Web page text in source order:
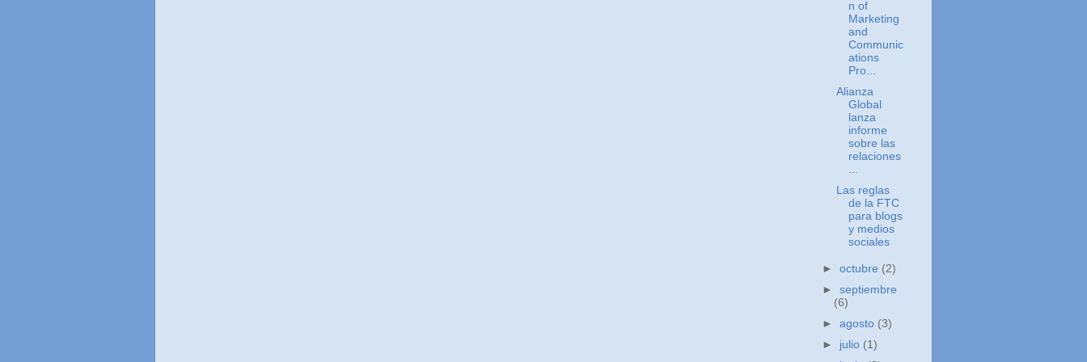
n of
Marketing
and
Communic
ations
Pro...
Alianza
Global
lanza
informe
sobre las
relaciones
Las reglas
de la FTC
para blogs
y medios
sociales
►octubre (2)
►septiembre
(6)
►agosto (3)
► julio (1)